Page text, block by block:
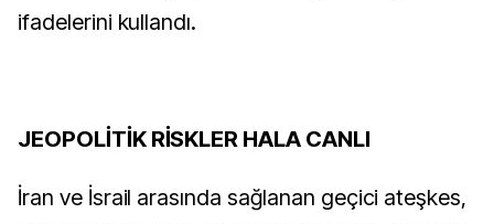
ifadelerini kullandı.
JEOPOLİTİK RİSKLER HALA CANLI
İran ve İsrail arasında sağlanan geçici ateşkes,